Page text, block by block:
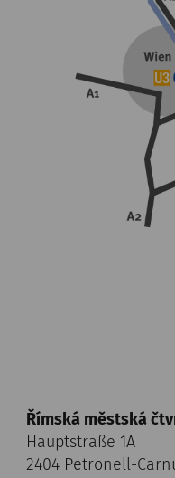
Římská městská
Hauptstraße 1A
2404 Petronell-